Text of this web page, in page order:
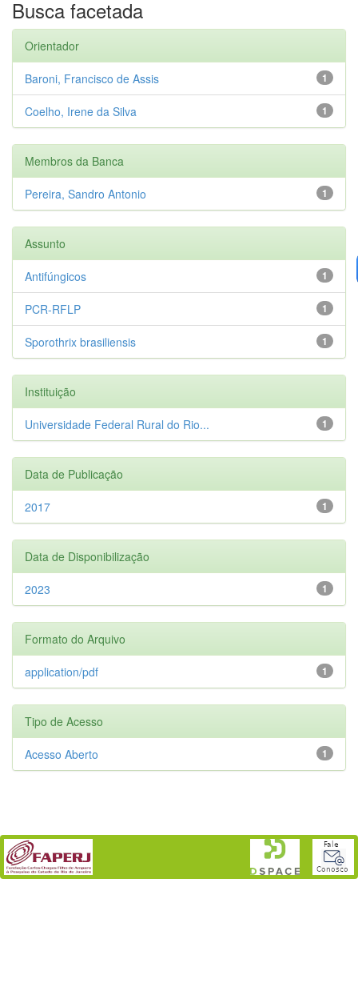
Busca facetada
Orientador
1
Baroni, Francisco de Assis
1
Coelho, Irene da Silva
Membros da Banca
1
Pereira, Sandro Antonio
Assunto
1
Antifúngicos
1
PCR-RFLP
1
Sporothrix brasiliensis
Instituição
1
Universidade Federal Rural do Rio...
Data de Publicação
1
2017
Data de Disponibilização
1
2023
Formato do Arquivo
1
application/pdf
Tipo de Acesso
1
Acesso Aberto